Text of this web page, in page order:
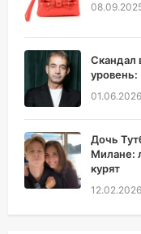
Скандал
уровень:
01.06.2026
Дочь
Милане:
курят
12.02.2026